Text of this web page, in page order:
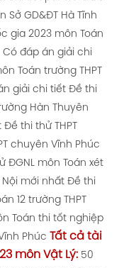
Sở GD&ĐT Hà Tĩnh
gia 2023 môn Toán
Có đáp án giải chi
Toán trường THPT
giải chi tiết Đề thi
Hàn Thuyên
Đề thi thử THPT
chuyên Vĩnh Phúc
ĐGNL môn Toán xét
mới nhất Đề thi
12 trường THPT
Toán thi tốt nghiệp
Phúc Tất cả tài
môn Vật Lý: 50